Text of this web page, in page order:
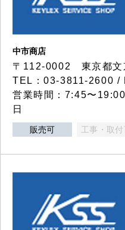
中市商店
〒112-0002 東京都文
TEL：03-3811-2600 /
営業時間：7:45〜
日
販売可 工事・取付